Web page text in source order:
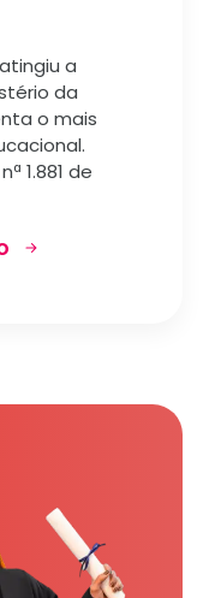
a
da
o mais
1.881 de